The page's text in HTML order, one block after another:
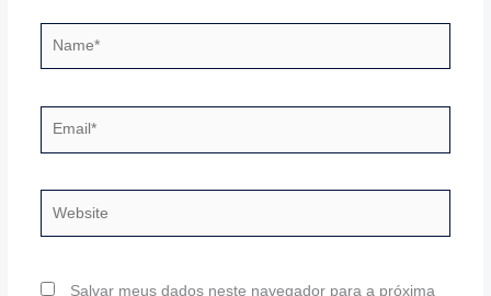
Salvar meus dados neste navegador para a próxima